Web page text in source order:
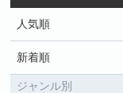
人気順
新着順
ジャンル別